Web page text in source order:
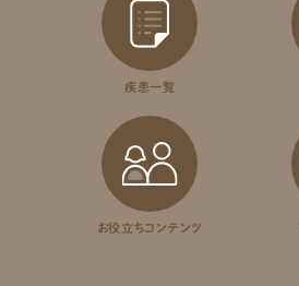
疾患一覧
お役立ちコンテンツ